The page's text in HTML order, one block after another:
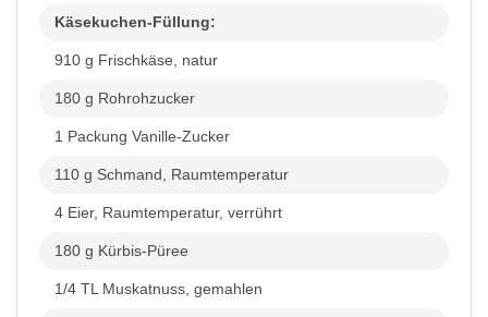
Käsekuchen-Füllung:
910 g Frischkäse, natur
180 g Rohrohzucker
1 Packung Vanille-Zucker
110 g Schmand, Raumtemperatur
4 Eier, Raumtemperatur, verrührt
180 g Kürbis-Püree
1/4 TL Muskatnuss, gemahlen